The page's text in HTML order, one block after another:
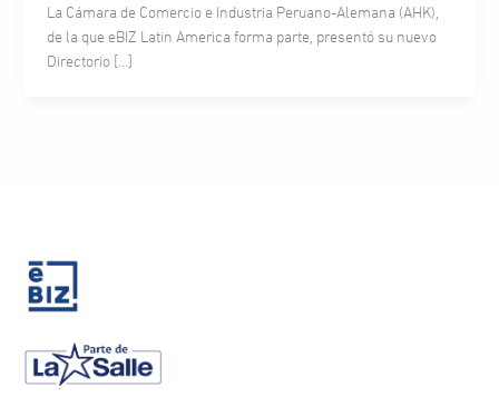
La Cámara de Comercio e Industria Peruano-Alemana (AHK),
de la que eBIZ Latin America forma parte, presentó su nuevo
Directorio […]